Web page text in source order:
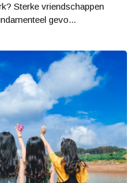
Sterke vriendschappen
gevo...